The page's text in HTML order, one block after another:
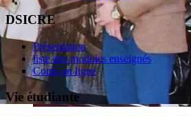
DSICRE
Présentation
liste des modules enseignés
Cours en ligne
Vie étudiante